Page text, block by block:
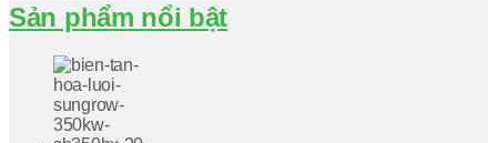
Sản phẩm nổi bật